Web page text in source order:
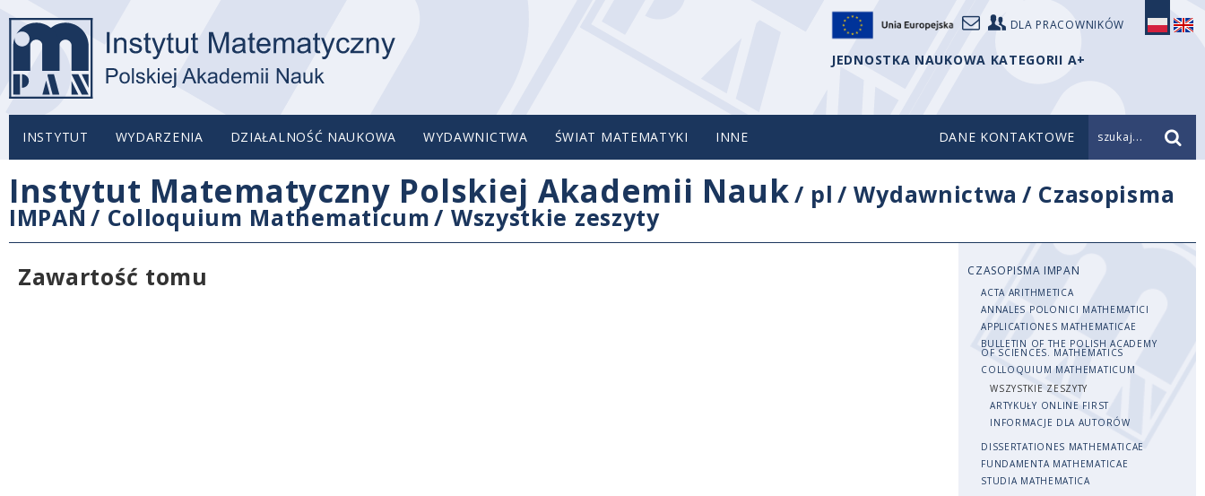
DLA PRACOWNIKÓW
JEDNOSTKA NAUKOWA KATEGORII A+
INSTYTUT WYDARZENIA DZIAŁALNOŚĆ NAUKOWA WYDAWNICTWA ŚWIAT MATEMATYKI INNE DANE KONTAKTOWE szukaj...
Instytut Matematyczny Polskiej Akademii Nauk/ pl /Wydawnictwa / Czasopisma
IMPAN / Colloquium Mathematicum/ Wszystkie zeszyty
Zawartość tomu
CZASOPISMA IMPAN
ACTA ARITHMETICA
ANNALES POLONICI MATHEMATICI
APPLICATIONES MATHEMATICAE
BULLETIN OF THE POLISH ACADEMY
OF SCIENCES. MATHEMATICS
COLLOQUIUM MATHEMATICUM
WSZYSTKIE ZESZYTY
ARTYKUŁY ONLINE FIRST
INFORMACJE DLA AUTORÓW
DISSERTATIONES MATHEMATICAE
FUNDAMENTA MATHEMATICAE
STUDIA MATHEMATICA